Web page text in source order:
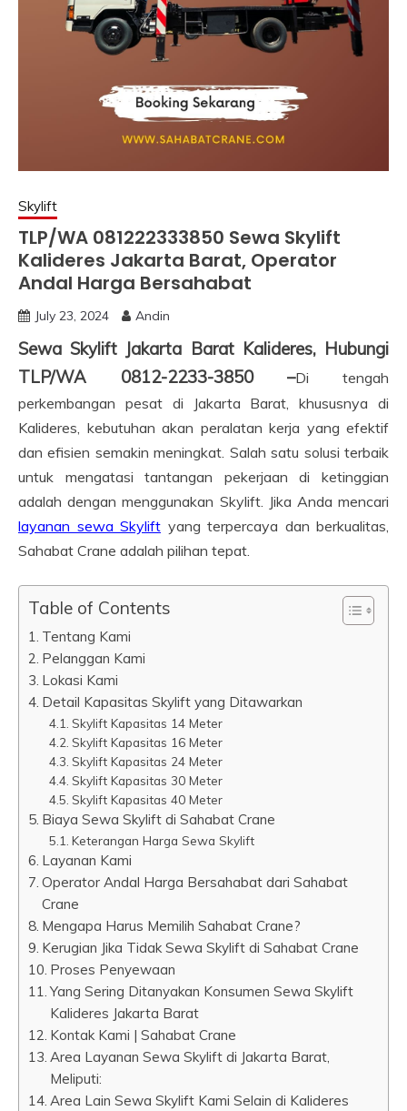
Skylift
TLP/WA 081222333850 Sewa Skylift
Kalideres Jakarta Barat, Operator
Andal Harga Bersahabat
July 23, 2024 Andin
Sewa Skylift Jakarta Barat Kalideres, Hubungi
TLP/WA 0812-2233-3850 –Di tengah
perkembangan pesat di Jakarta Barat, khususnya di
Kalideres, kebutuhan akan peralatan kerja yang efektif
dan efisien semakin meningkat. Salah satu solusi terbaik
untuk mengatasi tantangan pekerjaan di ketinggian
adalah dengan menggunakan Skylift. Jika Anda mencari
layanan sewa Skylift yang terpercaya dan berkualitas,
Sahabat Crane adalah pilihan tepat.
Table of Contents
Tentang Kami
Pelanggan Kami
Lokasi Kami
Detail Kapasitas Skylift yang Ditawarkan
Skylift Kapasitas 14 Meter
Skylift Kapasitas 16 Meter
Skylift Kapasitas 24 Meter
Skylift Kapasitas 30 Meter
Skylift Kapasitas 40 Meter
Biaya Sewa Skylift di Sahabat Crane
Keterangan Harga Sewa Skylift
Layanan Kami
Operator Andal Harga Bersahabat dari Sahabat
Crane
Mengapa Harus Memilih Sahabat Crane?
Kerugian Jika Tidak Sewa Skylift di Sahabat Crane
Proses Penyewaan
Yang Sering Ditanyakan Konsumen Sewa Skylift
Kalideres Jakarta Barat
Kontak Kami | Sahabat Crane
Area Layanan Sewa Skylift di Jakarta Barat,
Meliputi:
Area Lain Sewa Skylift Kami Selain di Kalideres